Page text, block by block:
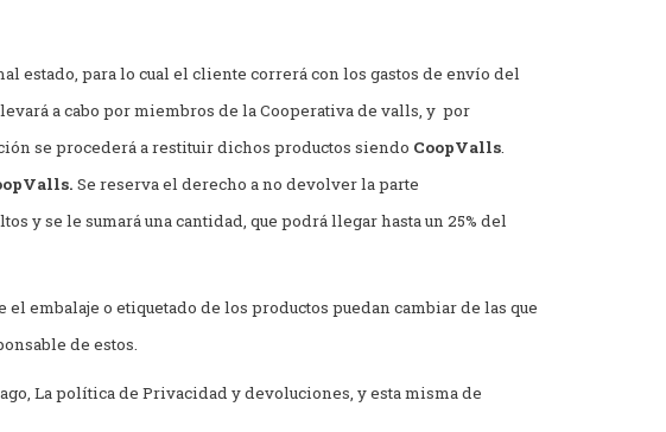
estado, para lo cual el cliente correrá con los gastos de envío del
a cabo por miembros de la Cooperativa de valls, y por
se procederá a restituir dichos productos siendo CoopValls.
Se reserva el derecho a no devolver la parte
y se le sumará una cantidad, que podrá llegar hasta un 25% del
embalaje o etiquetado de los productos puedan cambiar de las que
de estos.
La política de Privacidad y devoluciones, y esta misma de